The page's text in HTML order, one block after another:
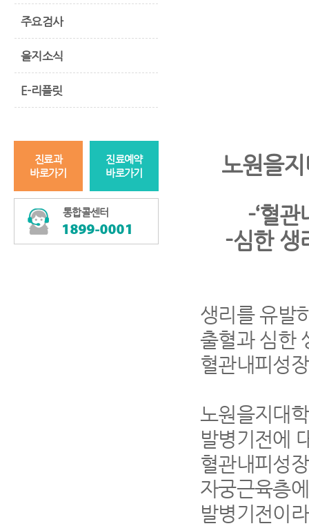
주요검사
을지소식
E-리플릿
진료과
바로가기
진료예약
바로가기
통합콜센터
노원을
-‘혈
-심한 생
생리를 유발
출혈과 심한
혈관내피성
노원을지대
발병기전에
혈관내피성
자궁근육층
발병기전이